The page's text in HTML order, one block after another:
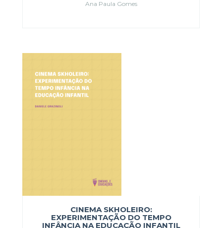
Ana Paula Gomes
CINEMA SKHOLEIRO:
EXPERIMENTAÇÃO DO TEMPO
INFÂNCIA NA EDUCAÇÃO INFANTIL